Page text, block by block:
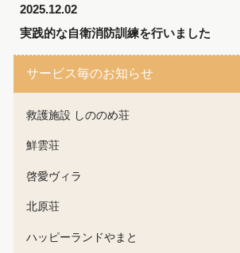
2025.12.02
実践的な自衛消防訓練を行いました
サービス毎のお知らせ
救護施設 しののめ荘
鮮雲荘
啓愛ヴィラ
北原荘
ハッピーランドやまと